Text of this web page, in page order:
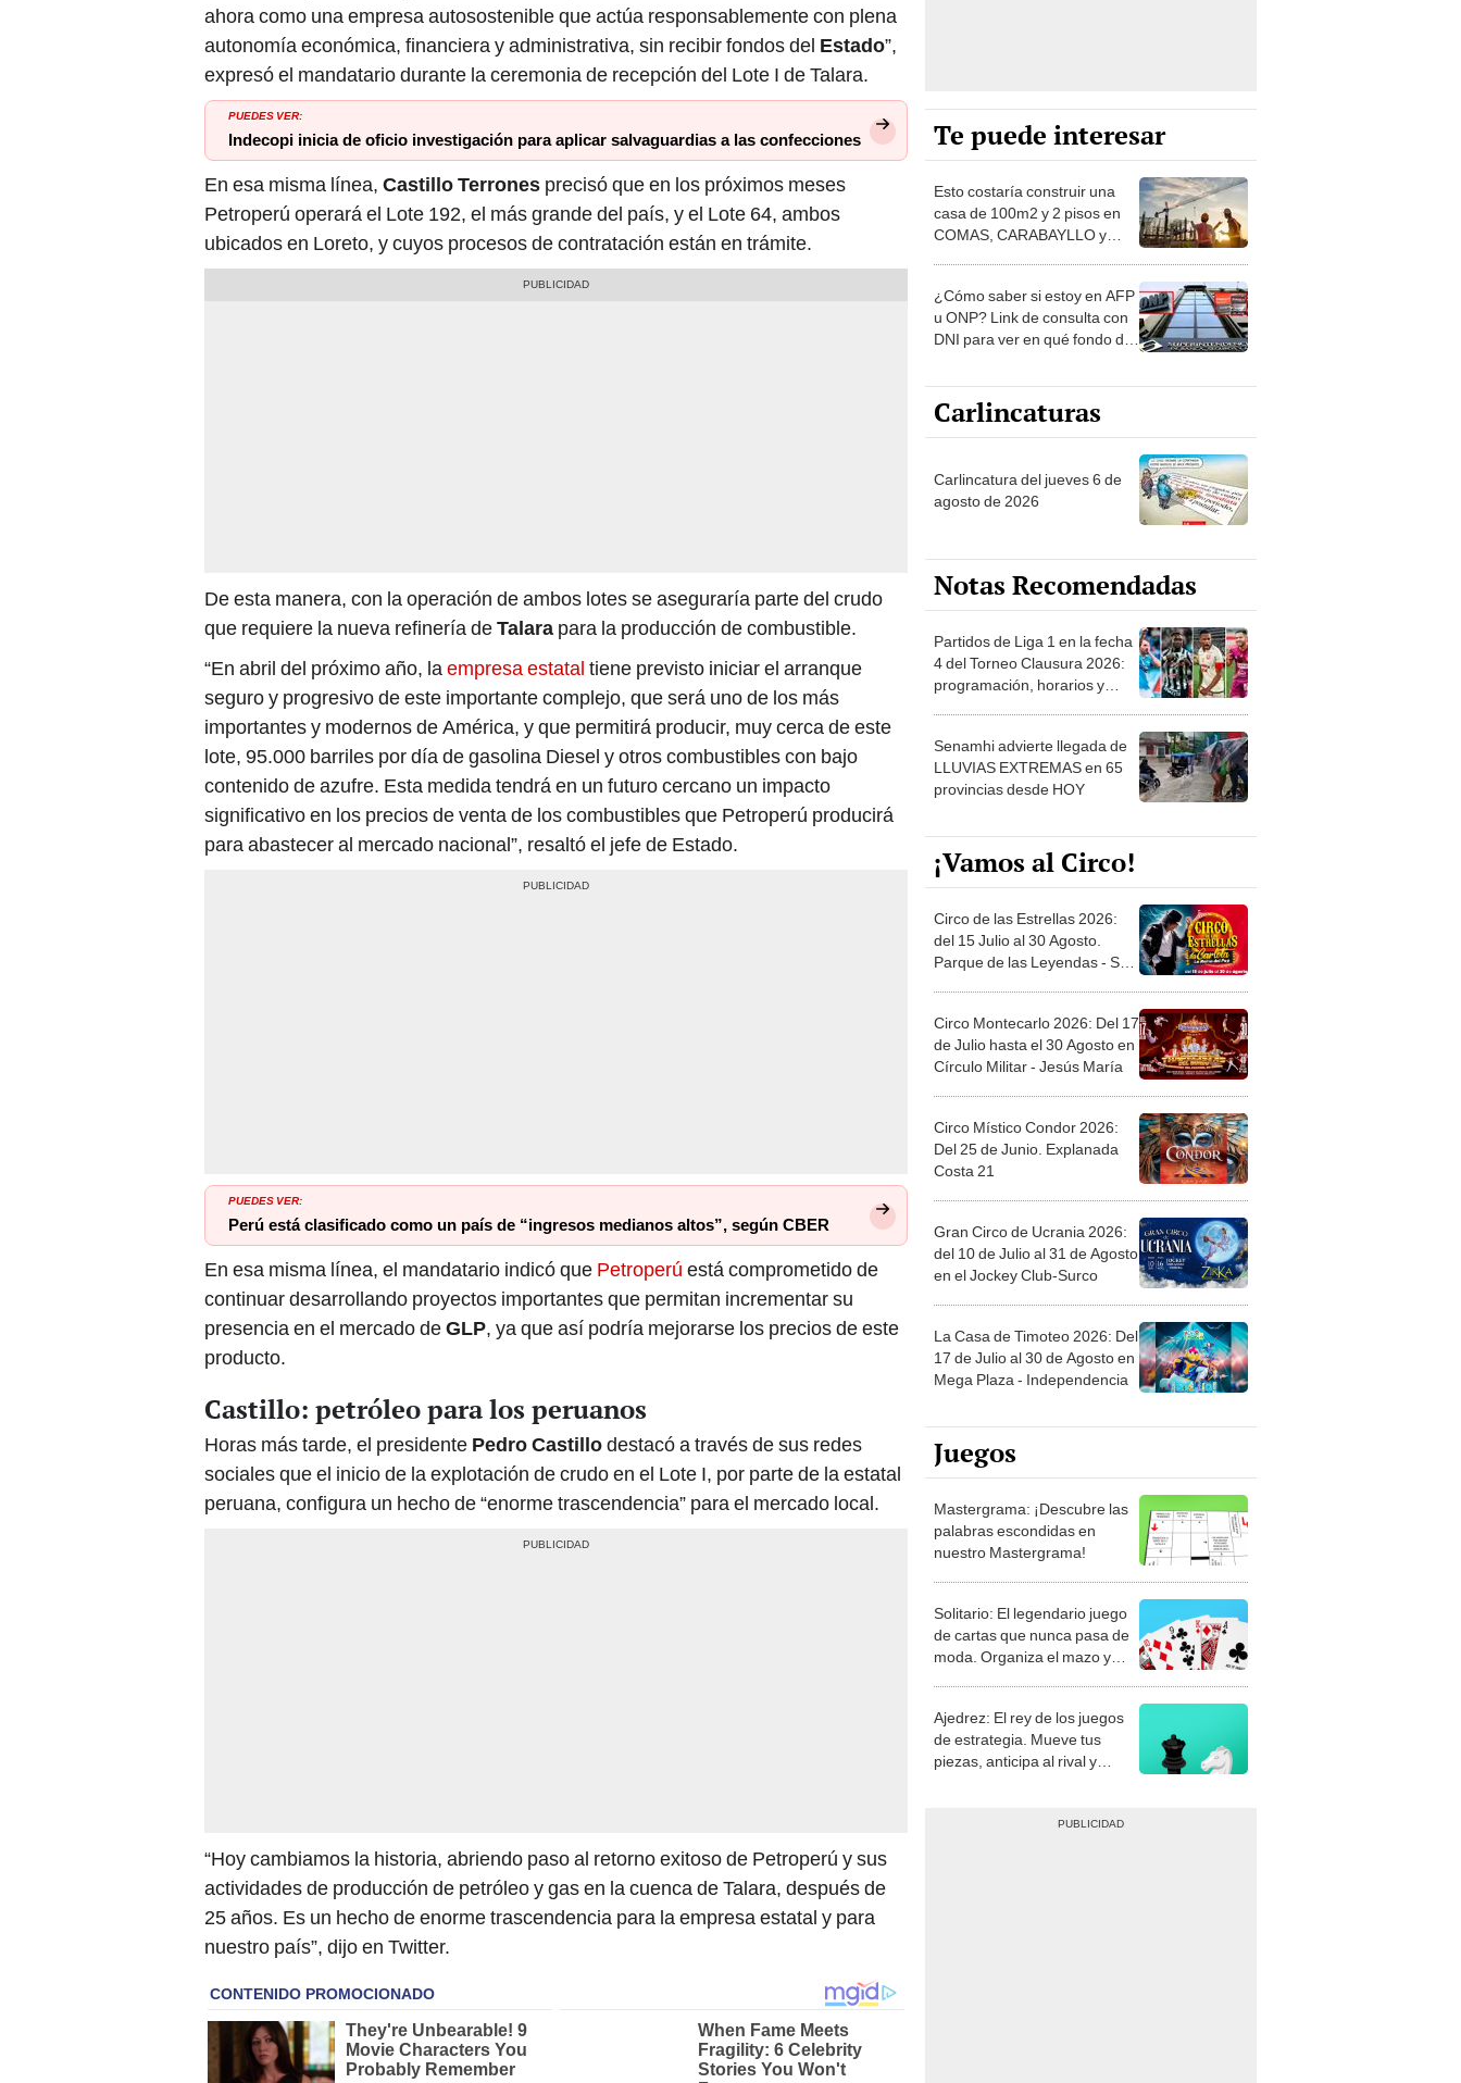
ahora como una empresa autosostenible que actúa responsablemente con plena
autonomía económica, financiera y administrativa, sin recibir fondos del Estado”,
expresó el mandatario durante la ceremonia de recepción del Lote I de Talara.
PUEDES VER:
Indecopi inicia de oficio investigación para aplicar salvaguardias a las confecciones
En esa misma línea, Castillo Terrones precisó que en los próximos meses
Petroperú operará el Lote 192, el más grande del país, y el Lote 64, ambos
ubicados en Loreto, y cuyos procesos de contratación están en trámite.
De esta manera, con la operación de ambos lotes se aseguraría parte del crudo
que requiere la nueva refinería deTalara para la producción de combustible.
“En abril del próximo año, laempresa estatal tiene previsto iniciar el arranque
seguro y progresivo de este importante complejo, que será uno de los más
importantes y modernos de América, y que permitirá producir, muy cerca de este
lote, 95.000 barriles por día de gasolina Diesel y otros combustibles con bajo
contenido de azufre. Esta medida tendrá en un futuro cercano un impacto
significativo en los precios de venta de los combustibles que Petroperú producirá
para abastecer al mercado nacional”, resaltó el jefe de Estado.
PUEDES VER:
Perú está clasificado como un país de “ingresos medianos altos”, según CBER
En esa misma línea, el mandatario indicó que Petroperú está comprometido de
continuar desarrollando proyectos importantes que permitan incrementar su
presencia en el mercado deGLP, ya que así podría mejorarse los precios de este
producto.
Castillo: petróleo para los peruanos
Horas más tarde, el presidente Pedro Castillodestacó a través de sus redes
sociales que el inicio de la explotación de crudo en el Lote I, por parte de la estatal
peruana, configura un hecho de “enorme trascendencia” para el mercado local.
“Hoy cambiamos la historia, abriendo paso al retorno exitoso de Petroperú y sus
actividades de producción de petróleo y gas en la cuenca de Talara, después de
25 años. Es un hecho de enorme trascendencia para la empresa estatal y para
nuestro país”, dijo en Twitter.
Te puede interesar
Esto costaría construir una
casa de 100m2 y 2 pisos en
COMAS, CARABAYLLO y
¿Cómo saber si estoy en AFP
u ONP? Link de consulta con
DNI para ver en qué fondo de
Carlincaturas
Carlincatura del jueves 6 de
agosto de 2026
Notas Recomendadas
Partidos de Liga 1 en la fecha
4 del Torneo Clausura 2026:
programación, horarios y
Senamhi advierte llegada de
LLUVIAS EXTREMAS en 65
provincias desde HOY
¡Vamos al Circo!
Circo de las Estrellas 2026:
del 15 Julio al 30 Agosto.
Parque de las Leyendas - San
Circo Montecarlo 2026: Del 17
de Julio hasta el 30 Agosto en
Círculo Militar - Jesús María
Circo Místico Condor 2026:
Del 25 de Junio. Explanada
Costa 21
Gran Circo de Ucrania 2026:
del 10 de Julio al 31 de Agosto
en el Jockey Club-Surco
La Casa de Timoteo 2026: Del
17 de Julio al 30 de Agosto en
Mega Plaza - Independencia
Juegos
Mastergrama: ¡Descubre las
palabras escondidas en
nuestro Mastergrama!
Solitario: El legendario juego
de cartas que nunca pasa de
moda. Organiza el mazo y
Ajedrez: El rey de los juegos
de estrategia. Mueve tus
piezas, anticipa al rival y